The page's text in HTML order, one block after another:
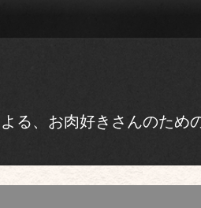
る、お肉好きさんのため